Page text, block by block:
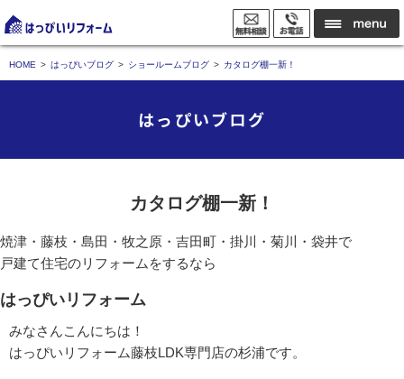
HOME はっぴいブログ ショールームブログ カタログ棚一新！
はっぴいブログ
カタログ棚一新！
焼津・藤枝・島田・牧之原・吉田町・掛川・菊川・袋井で
戸建て住宅のリフォームをするなら
はっぴいリフォーム
みなさんこんにちは！
はっぴいリフォーム藤枝LDK専門店の杉浦です。